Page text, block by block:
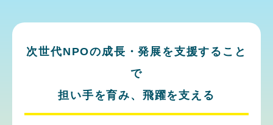
次世代NPOの成長・発展を支援すること
で
担い手を育み、飛躍を支える